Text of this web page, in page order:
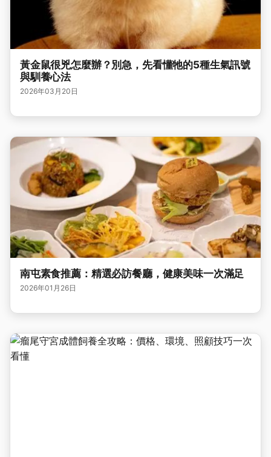
黃金鼠很兇怎麼辦？別急，先看懂牠的5種生氣訊號
與馴養心法
2026年03月20日
南屯素食推薦：精選必訪餐廳，健康美味一次滿足
2026年01月26日